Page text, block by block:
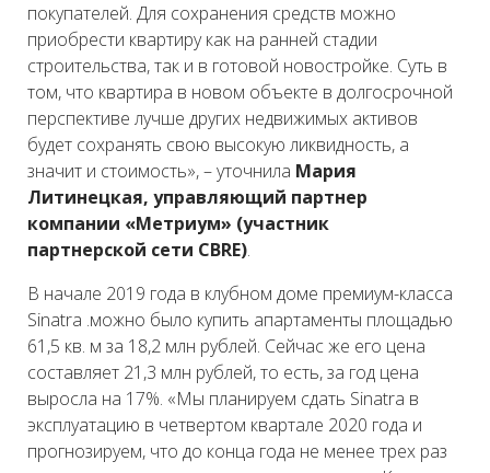
покупателей. Для сохранения средств можно
приобрести квартиру как на ранней стадии
строительства, так и в готовой новостройке. Суть в
том, что квартира в новом объекте в долгосрочной
перспективе лучше других недвижимых активов
будет сохранять свою высокую ликвидность, а
значит и стоимость», – уточнила Мария
Литинецкая, управляющий партнер
компании «Метриум» (участник
партнерской сети CBRE).
В начале 2019 года в клубном доме премиум-класса
Sinatra .можно было купить апартаменты площадью
61,5 кв. м за 18,2 млн рублей. Сейчас же его цена
составляет 21,3 млн рублей, то есть, за год цена
выросла на 17%. «Мы планируем сдать Sinatra в
эксплуатацию в четвертом квартале 2020 года и
прогнозируем, что до конца года не менее трех раз